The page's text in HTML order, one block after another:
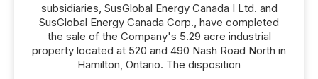
subsidiaries, SusGlobal Energy Canada I Ltd. and
SusGlobal Energy Canada Corp., have completed
the sale of the Company's 5.29 acre industrial
property located at 520 and 490 Nash Road North in
Hamilton, Ontario. The disposition